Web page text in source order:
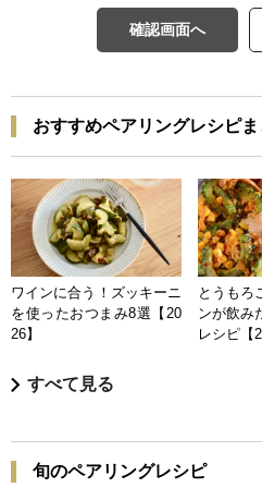
確認画面へ
おすすめペアリングレシピ
ワインに合う！ズッキーニ
を使ったおつまみ8選【20
26】
とうも
ンが飲み
レシピ【
すべて見る
旬のペアリングレシピ